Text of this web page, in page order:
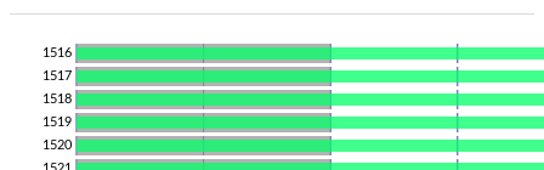
1516
1517
1518
1519
1520